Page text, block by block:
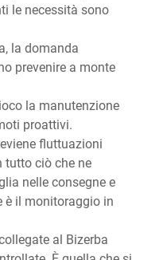
le necessità sono
la domanda
prevenire a monte
la manutenzione
proattivi.
fluttuazioni
tutto ciò che ne
nelle consegne e
è il monitoraggio in
al Bizerba